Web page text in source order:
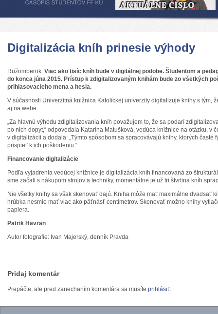
Digitalizácia kníh prinesie výhody
Ružomberok: Viac ako tisíc kníh bude v digitálnej podobe. Študentom a
do konca júna 2015. Prístup k zdigitalizovaným knihám bude zo všetkých
prihlasovacieho mena a hesla.
V súčasnosti Univerzitná knižnica Katolíckej univerzity digitalizuje knihy s tým,
aj na webe.
„Za hlavnú výhodu zdigitalizovania kníh považujem to, že sa podarí
po nich dopyt,“ odpovedala Katarína Matušková, vedúca knižnice na otázku, v
v digitalizácii a dodala: „Týmto spôsobom sa spracovávajú knihy, ktorých časté
prispieť k ich poškodeniu.“
Financovanie digitalizácie
Podľa vyjadrenia vedúcej knižnice je digitalizácia kníh financovaná zo
sme začali s nákupom strojov a techniky, momentálne je už tri štvrtina kníh
Nie všetky knihy sa však skenovať dajú. Kniha môže mať maximálne dvadsať
hrúbka nesmie mať viac ako päťnásť centimetrov. Skenovať možno knihy
papiera.
Patrik Havran
Autor fotografie: Ivan Majerský, denník Pravda
Pridaj komentár
Prepáčte, ale pred zanechaním komentára sa musíte prihlásiť.